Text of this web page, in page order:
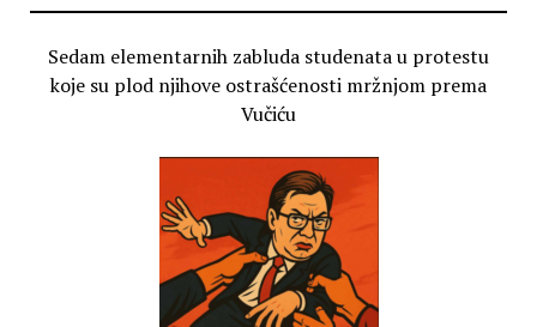
Sedam elementarnih zabluda studenata u protestu
koje su plod njihove ostrašćenosti mržnjom prema
Vučiću